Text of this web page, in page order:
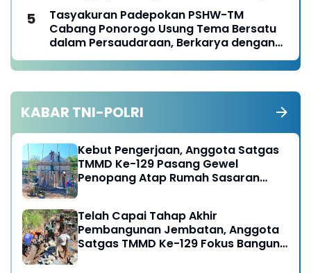
Tasyakuran Padepokan PSHW-TM
Cabang Ponorogo Usung Tema Bersatu
dalam Persaudaraan, Berkarya dengan
Keikhlasan dan Mengabdi dengan
Tanggungjawab
KABAR TNI-POLRI
Kebut Pengerjaan, Anggota Satgas
TMMD Ke-129 Pasang Gewel
Penopang Atap Rumah Sasaran
Telah Capai Tahap Akhir
Pembangunan Jembatan, Anggota
Satgas TMMD Ke-129 Fokus Bangun